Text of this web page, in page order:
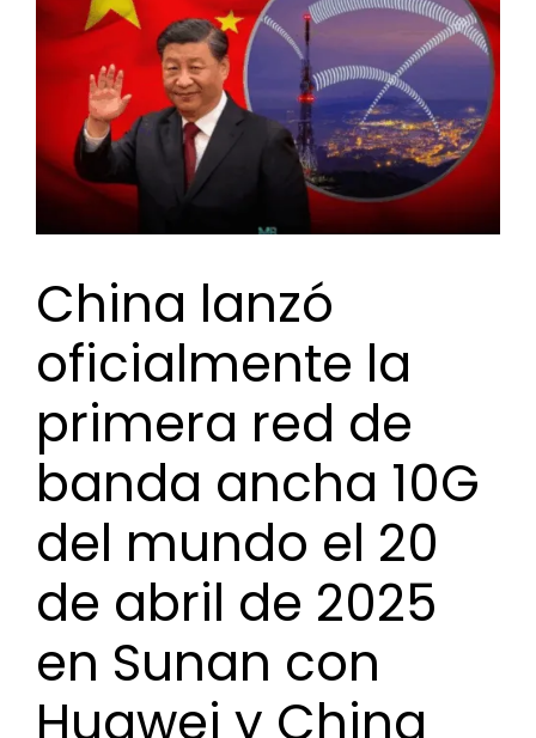
China lanzó
oficialmente la
primera red de
banda ancha 10G
del mundo el 20
de abril de 2025
en Sunan con
Huawei y China